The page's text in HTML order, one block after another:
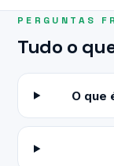
PERGUNTAS
Tudo o
O que